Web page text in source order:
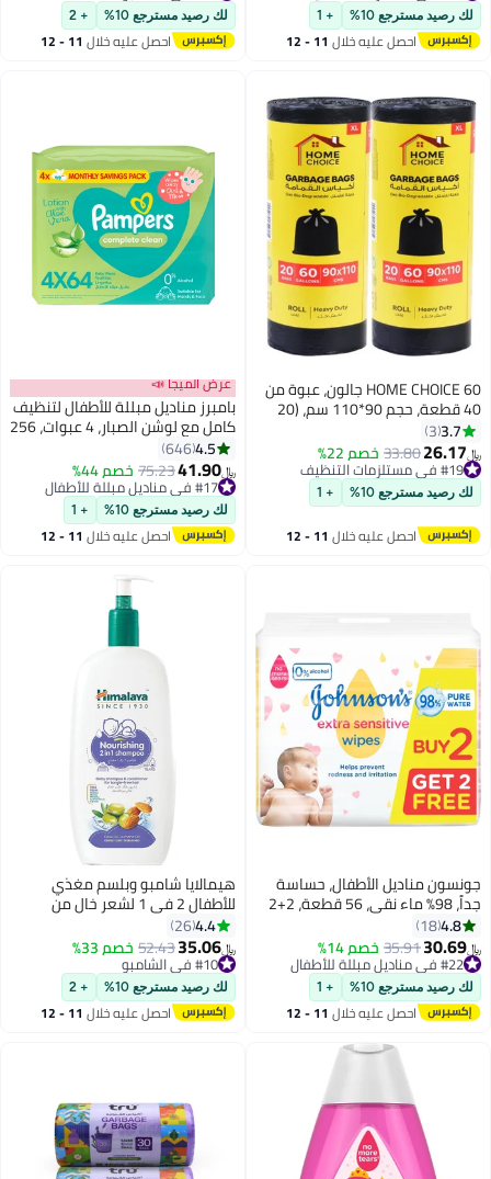
#24 في مستلزمات التنظيف
لك رصيد مسترجع 10% + 1
احصل عليه خلال 11 - 12
#17 في الشامبو
لك رصيد مسترجع 10% + 2
احصل عليه خلال 11 - 12
HOME CHOICE 60 جالون، عبوة من
40 قطعة، حجم 90*110 سم، (20
قمامة قابلة للتحلل البيولوجي
للاستخدام الشاق، بطانات سلة
المهملات
3.7
3
﷼‏26.17
33.80خصم 22% #19 في مستلزمات التنظيف
تم بيع +120 مؤخرًا
#19 في مستلزمات التنظيف
لك رصيد مسترجع 10% + 1
احصل عليه خلال 11 - 12
عرض الميجا 📣
بامبرز مناديل مبللة للأطفال لتنظيف
كامل مع لوشن الصبار، 4 عبوات، 256
قطعة
4.5
646
﷼‏41.90
75.23خصم 44% #17 في مناديل مبللة للأطفال
أقل سعر في 30 يوم
#17 في مناديل مبللة للأطفال
لك رصيد مسترجع 10% + 1
احصل عليه خلال 11 - 12
جونسون مناديل الأطفال، حساسة
جداً، 98% ماء نقي، 56 قطعة، 2+2
مجاناً4.8
18
﷼‏30.69
35.91خصم 14%
#22 في مناديل مبللة للأطفال
#22 في مناديل مبللة للأطفال
لك رصيد مسترجع 10% + 1
احصل عليه خلال 11 - 12
هيمالايا شامبو وبلسم مغذي
للأطفال 2 في 1 لشعر خالٍ من
التشابك
4.4
26
﷼‏35.06
52.43خصم 33% #10 في الشامبو
أقل سعر في 7 يوم
#10 في الشامبو
لك رصيد مسترجع 10% + 2
احصل عليه خلال 11 - 12